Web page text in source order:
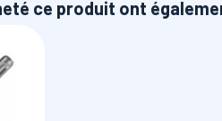
ce produit ont